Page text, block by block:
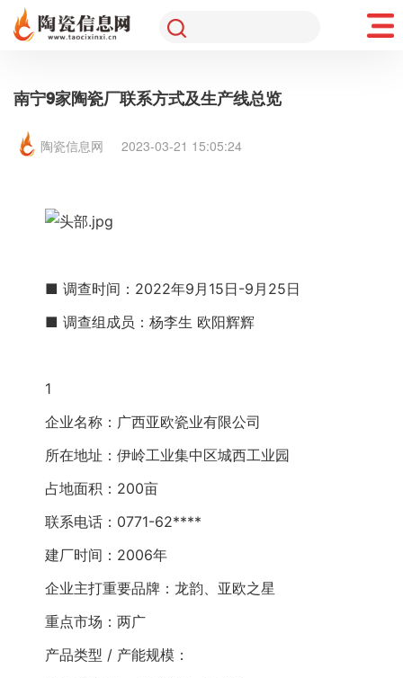
南宁9家陶瓷厂联系方式及生产线总览
陶瓷信息网 2023-03-21 15:05:24
■ 调查时间：2022年9月15日-9月25日
■ 调查组成员：杨李生 欧阳辉辉
1
企业名称：广西亚欧瓷业有限公司
所在地址：伊岭工业集中区城西工业园
占地面积：200亩
联系电话：0771-62****
建厂时间：2006年
企业主打重要品牌：龙韵、亚欧之星
重点市场：两广
产品类型 / 产能规模：